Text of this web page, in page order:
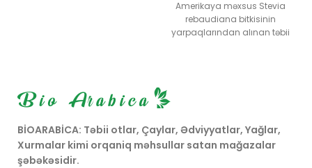
Amerikaya məxsus Stevia
rebaudiana bitkisinin
yarpaqlarından alınan təbii
BİOARABİCA: Təbii otlar, Çaylar, Ədviyyatlar, Yağlar,
Xurmalar kimi orqaniq məhsullar satan mağazalar
şəbəkəsidir.